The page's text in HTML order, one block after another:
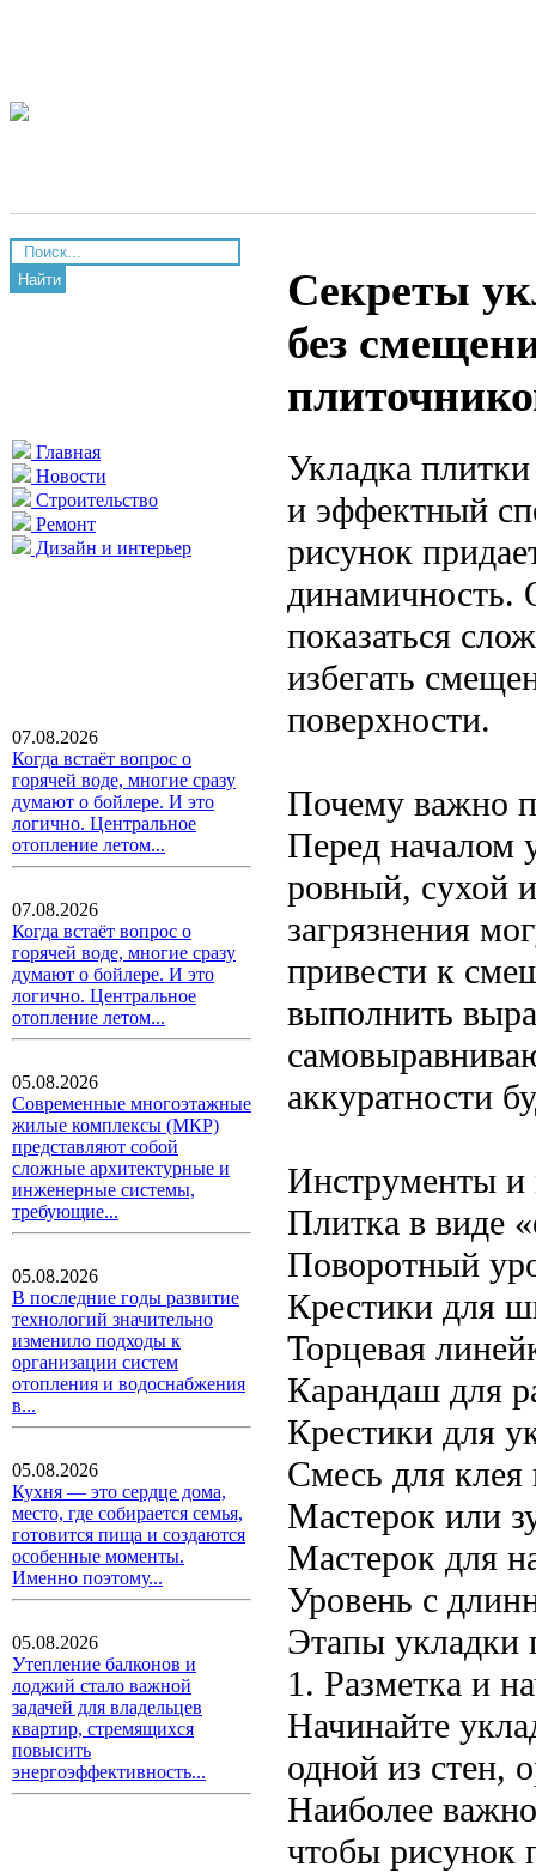
Найти
Главная
Новости
Строительство
Ремонт
Дизайн и интерьер
07.08.2026
Когда встаёт вопрос о
горячей воде, многие сразу
думают о бойлере. И это
логично. Центральное
отопление летом...
07.08.2026
Когда встаёт вопрос о
горячей воде, многие сразу
думают о бойлере. И это
логично. Центральное
отопление летом...
05.08.2026
Современные многоэтажные
жилые комплексы (МКР)
представляют собой
сложные архитектурные и
инженерные системы,
требующие...
05.08.2026
В последние годы развитие
технологий значительно
изменило подходы к
организации систем
отопления и водоснабжения
в...
05.08.2026
Кухня — это сердце дома,
место, где собирается семья,
готовится пища и создаются
особенные моменты.
Именно поэтому...
05.08.2026
Утепление балконов и
лоджий стало важной
задачей для владельцев
квартир, стремящихся
повысить
энергоэффективность...
Секреты
без
Укладка
и эффектный
рисунок
динамичность.
показаться
избегать
поверхности.
Почему важно
Перед началом
ровный, сухой
загрязнения
привести к
выполнить
аккуратности
Инструменты и
Плитка в виде
Поворотный
Крестики для
Торцевая
Карандаш для
Крестики для
Смесь для
Мастерок или
Мастерок для
Уровень с
Этапы укладки
1. Разметка и
Начинайте
одной из стен,
Наиболее
чтобы рисунок